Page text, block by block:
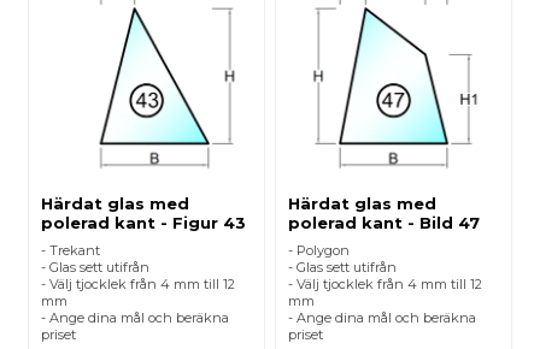
Härdat glas med
polerad kant - Figur 43
- Trekant
- Glas sett utifrån
- Välj tjocklek från 4 mm till 12
mm
- Ange dina mål och beräkna
priset
Härdat glas med
polerad kant - Bild 47
- Polygon
- Glas sett utifrån
- Välj tjocklek från 4 mm till 12
mm
- Ange dina mål och beräkna
priset